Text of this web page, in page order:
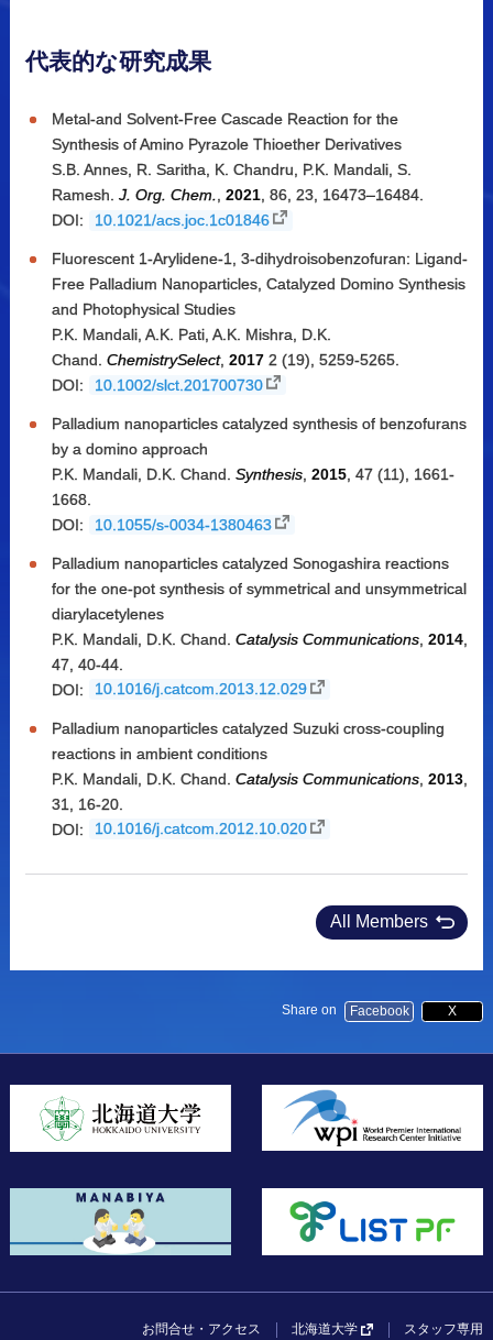
代表的な研究成果
Metal-and Solvent-Free Cascade Reaction for the
Synthesis of Amino Pyrazole Thioether Derivatives
S.B. Annes, R. Saritha, K. Chandru, P.K. Mandali, S.
Ramesh. J. Org. Chem., 2021, 86, 23, 16473–16484.
DOI:
10.1021/acs.joc.1c01846
Fluorescent 1‐Arylidene‐1, 3‐dihydroisobenzofuran: Ligand‐
Free Palladium Nanoparticles, Catalyzed Domino Synthesis
and Photophysical Studies
P.K. Mandali, A.K. Pati, A.K. Mishra, D.K.
Chand. ChemistrySelect, 20172 (19), 5259-5265.
DOI:
10.1002/slct.201700730
Palladium nanoparticles catalyzed synthesis of benzofurans
by a domino approach
P.K. Mandali, D.K. Chand. Synthesis, 2015, 47 (11), 1661-
1668.
DOI:
10.1055/s-0034-1380463
Palladium nanoparticles catalyzed Sonogashira reactions
for the one-pot synthesis of symmetrical and unsymmetrical
diarylacetylenes
P.K. Mandali, D.K. Chand. Catalysis Communications, 2014,
47, 40-44.
DOI:
10.1016/j.catcom.2013.12.029
Palladium nanoparticles catalyzed Suzuki cross-coupling
reactions in ambient conditions
P.K. Mandali, D.K. Chand. Catalysis Communications, 2013,
31, 16-20.
DOI:
10.1016/j.catcom.2012.10.020
All Members
Share on Facebook X
お問合せ・アクセス 北海道大学 スタッフ専用